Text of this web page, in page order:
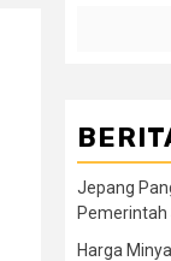
Jepang
Pemerintah
Harga